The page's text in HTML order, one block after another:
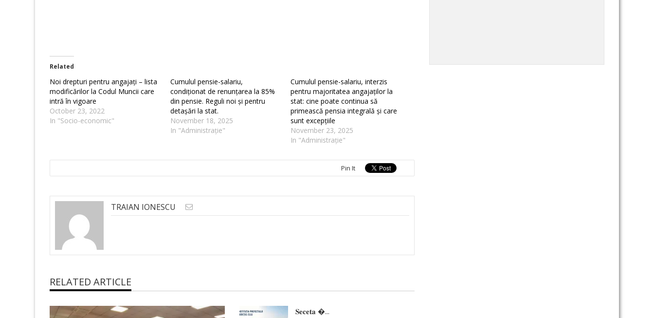
Related
Noi drepturi pentru angajați – lista
modificărilor la Codul Muncii care
intră în vigoare
October 23, 2022
In "Socio-economic"
Cumulul pensie-salariu,
condiționat de renunțarea la 85%
din pensie. Reguli noi și pentru
detașări la stat.
November 18, 2025
In "Administrație"
Cumulul pensie-salariu, interzis
pentru majoritatea angajaților la
stat: cine poate continua să
primească pensia integrală și care
sunt excepțiile
November 23, 2025
In "Administrație"
Pin It
TRAIAN IONESCU
RELATED ARTICLE
𝐒𝐞𝐜𝐞𝐭𝐚 �...